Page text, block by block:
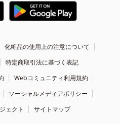
化粧品の使用上の注意について
特定商取引法に基づく表記
Webコミュニティ利用規約
ソーシャルメディアポリシー
ェクト
サイトマップ